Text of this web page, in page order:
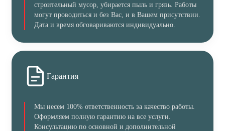
строительный мусор, убирается пыль и грязь. Работы
могут проводиться и без Вас, и в Вашем присутствии.
Дата и время обговариваются индивидуально.
Гарантия
Мы несем 100% ответственность за качество работы.
Оформляем полную гарантию на все услуги.
Консультацию по основной и дополнительной